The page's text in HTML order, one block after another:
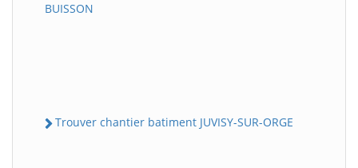
BUISSON
Trouver chantier batiment JUVISY-SUR-ORGE